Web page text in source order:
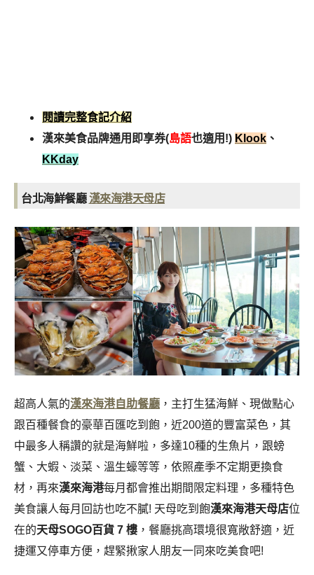
閱讀完整食記介紹
漢來美食品牌通用即享券(島語也適用!) Klook 、
KKday
台北海鮮餐廳漢來海港天母店
超高人氣的漢來海港自助餐廳 ，主打生猛海鮮、現做點心
跟百種餐食的豪華百匯吃到飽，近200道的豐富菜色，其
中最多人稱讚的就是海鮮啦，多達10種的生魚片，跟螃
蟹、大蝦、淡菜、溫生蠔等等，依照產季不定期更換食
材，再來漢來海港每月都會推出期間限定料理，多種特色
美食讓人每月回訪也吃不膩! 天母吃到飽漢來海港天母店位
在的天母SOGO百貨 7 樓 ，餐廳挑高環境很寬敞舒適，近
捷運又停車方便 ，趕緊揪家人朋友一同來吃美食吧!